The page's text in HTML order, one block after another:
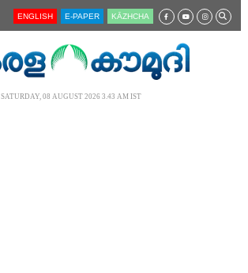
ENGLISH E-PAPER KĀZHCHA
SATURDAY, 08 AUGUST 2026 3.43 AM IST